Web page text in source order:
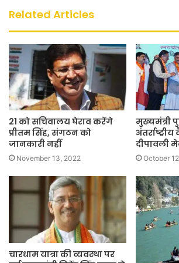
Related Articles
21 को सचिवालय घेराव करेंगे
प्रीतम सिंह, संगठन को
जानकारी नहीं
November 13, 2022
मुख्यमंत्री
दीपावली
October
चारधाम यात्रा की व्यवस्था पर